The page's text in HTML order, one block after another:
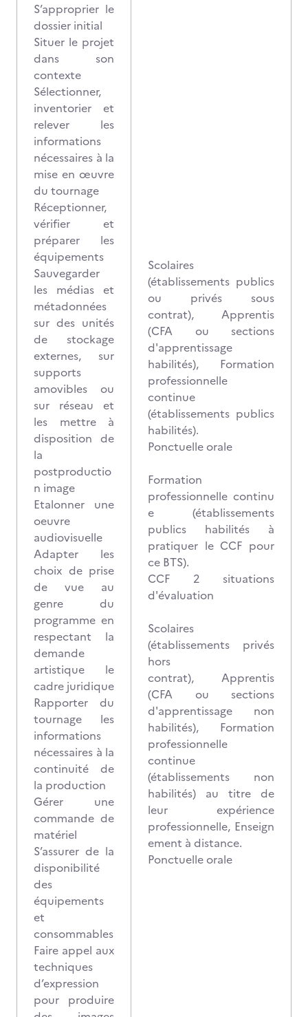
S’approprier le
dossier initial
Situer le projet
dans son
contexte
Sélectionner,
inventorier et
relever les
informations
nécessaires à la
mise en œuvre
du tournage
Réceptionner,
vérifier et
préparer les
équipements
Sauvegarder
les médias et
métadonnées
sur des unités
de stockage
externes, sur
supports
amovibles ou
sur réseau et
les mettre à
disposition de
la
postproductio
n image
Etalonner une
oeuvre
audiovisuelle
Adapter les
choix de prise
de vue au
genre du
programme en
respectant la
demande
artistique le
cadre juridique
Rapporter du
tournage les
informations
nécessaires à la
continuité de
la production
Gérer une
commande de
matériel
S’assurer de la
disponibilité
des
équipements
et
consommables
Faire appel aux
techniques
d’expression
pour produire
Scolaires
(établissements publics
ou privés sous
contrat), Apprentis
(CFA ou sections
d'apprentissage
habilités), Formation
professionnelle
continue
(établissements publics
habilités).
Ponctuelle orale
Formation
professionnelle continu
e (établissements
publics habilités à
pratiquer le CCF pour
ce BTS).
CCF 2 situations
d'évaluation
Scolaires
(établissements privés
hors
contrat), Apprentis
(CFA ou sections
d'apprentissage non
habilités), Formation
professionnelle
continue
(établissements non
habilités) au titre de
leur expérience
professionnelle, Enseign
ement à distance.
Ponctuelle orale